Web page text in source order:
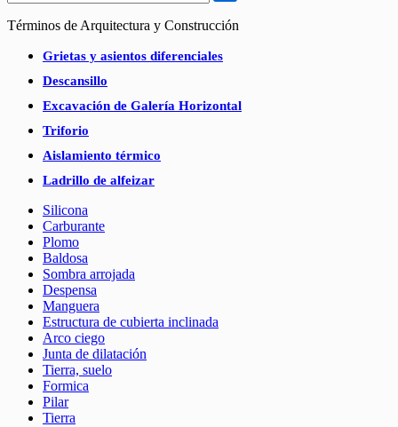
Términos de Arquitectura y Construcción
Grietas y asientos diferenciales
Descansillo
Excavación de Galería Horizontal
Triforio
Aislamiento térmico
Ladrillo de alfeizar
Silicona
Carburante
Plomo
Baldosa
Sombra arrojada
Despensa
Manguera
Estructura de cubierta inclinada
Arco ciego
Junta de dilatación
Tierra, suelo
Formica
Pilar
Tierra